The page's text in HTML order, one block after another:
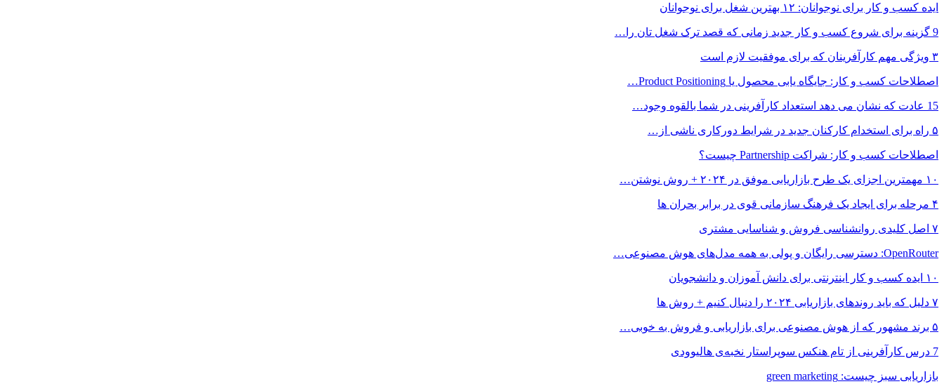
ایده کسب و کار برای نوجوانان: ۱۲ بهترین شغل برای نوجوانان
9 گزینه برای شروع کسب و کار جدید زمانی که قصد ترک شغل تان را…
۳ ویژگی مهم کارآفرینان که برای موفقیت لازم است
اصطلاحات کسب و کار: جایگاه یابی محصول یا Product Positioning…
15 عادت که نشان می دهد استعداد کارآفرینی در شما بالقوه وجود…
۵ راه برای استخدام کارکنان جدید در شرایط دورکاری ناشی از…
اصطلاحات کسب و کار: شراکت Partnership چیست؟
۱۰ مهمترین اجزای یک طرح بازاریابی موفق در ۲۰۲۴ + روش نوشتن…
۴ مرحله برای ایجاد یک فرهنگ سازمانی قوی در برابر بحران ها
۷ اصل کلیدی روانشناسی فروش و شناسایی مشتری
OpenRouter: دسترسی رایگان و پولی به همه مدل‌های هوش مصنوعی…
۱۰ ایده کسب و کار اینترنتی برای دانش آموزان و دانشجویان
۷ دلیل که باید روندهای بازاریابی ۲۰۲۴ را دنبال کنیم + روش ها
۵ برند مشهور که از هوش مصنوعی برای بازاریابی و فروش به خوبی…
7 درس کارآفرینی از تام هنکس سوپراستار نخبه‌ی هالیوودی
بازاریابی سبز چیست: green marketing